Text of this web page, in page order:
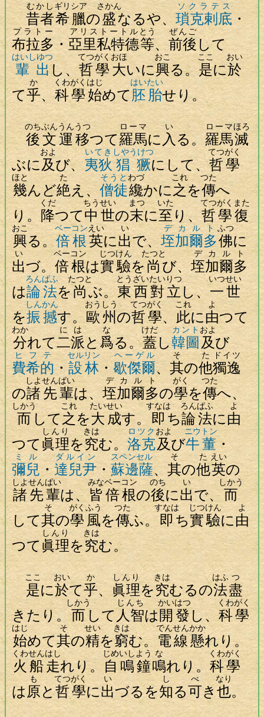
昔者
むかし
希臘
ギリシア
の盛
さかん
なるや、瑣克剌底
ソクラテス
・
布拉多
プラトー
・亞里私特德
アリストートル
等
とう
、前後
ぜんご
して
輩出
はいしゆつ
し、哲學
てつがく
大
おほ
いに興
おこ
る。是
ここ
に於
おい
て乎
か
、科學
くわがく
始
はじ
めて胚胎
はいたい
せり。
後
のち
文運
ぶんうん
移
うつ
つて羅馬
ローマ
に 入
い
る。 羅馬
ローマ
滅
ほろ
ぶに 及
およ
び、夷狄
いてき
猖獗
しやうけつ
にして、哲學
てつがく
幾
ほと
んど絶
た
え、僧徒
そうと
纔
わづ
かに之
これ
を傳
つた
へ
り。 降
くだ
つて中世
ちうせい
の末
まつ
に至
いた
り、哲學
てつがく
復
また
興
おこ
る。倍根
ベーコン
英
えい
に出
い
で、垤加爾多
デカルト
佛
ふつ
に
出
い
づ。 倍根
ベーコン
は實驗
じつけん
を尚
たつと
び、 垤加爾多
デカルト
は論法
ろんぱふ
を尚
たつと
ぶ。東西
とうざい
對立
たいりつ
し、一世
いつせい
を振撼
しんかん
す。 歐州
おうしう
の哲學
てつがく
、此
これ
に由
よ
つて
分
わか
れて二派
には
と爲
な
る。蓋
けだ
し韓圖
カント
及
およ
び
費希的
ヒフテ
・ 設林
セルリン
・歇傑爾
ヘーゲル
、其
そ
の他
た
獨逸
ドイツ
の諸先輩
しよせんぱい
は、垤加爾多
デカルト
の學
がく
を傳
つた
へ、
而
しかう
して之
これ
を大成
たいせい
す。即
すなは
ち論法
ろんぱふ
に由
よ
つて眞理
しんり
を究
きは
む。洛克
ロツク
及
およ
び牛董
ニウトン
・
彌兒
ミル
・達兒尹
ダルイン
・蘇邊薩
スペンセル
、其
そ
の他
た
英
えい
の
諸先輩
しよせんぱい
は、 皆
みな
倍根
ベーコン
の後
のち
に出
い
で、 而
しかう
して其
そ
の學風
がくふう
を傳
つた
ふ。即
すなは
ち實驗
じつけん
に由
よ
つて眞理
しんり
を究
きは
む。
是
ここ
に於
おい
て乎
か
、眞理
しんり
を究
きは
むるの法
はふ
盡
つ
きたり。而
しかう
して人智
じんち
は開發
かいはつ
し、科學
くわがく
始
はじ
めて其
そ
の精
せい
を窮
きは
む。電線
でんせん
懸
かか
れり。
火船
くわせん
走
はし
れり。自鳴鐘
じめいしよう
鳴
な
れり。 科學
くわがく
は原
も
と哲學
てつがく
に出
い
づるを知
し
る可
べ
き也
なり
。